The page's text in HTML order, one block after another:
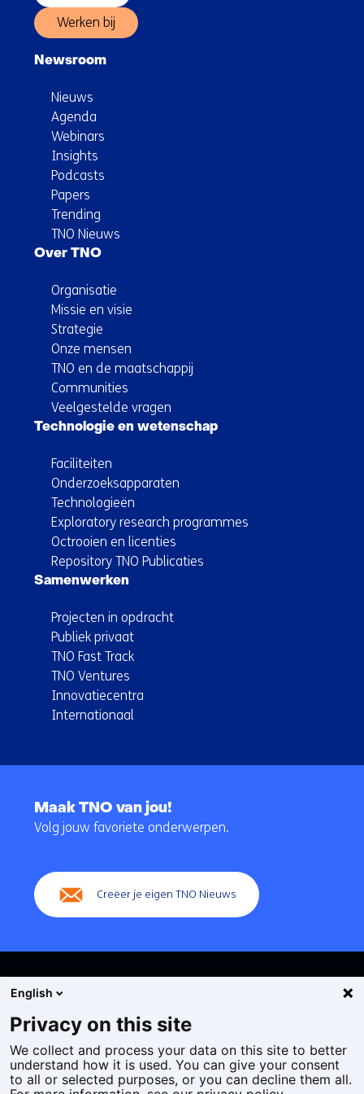
Werken bij
Newsroom
Nieuws
Agenda
Webinars
Insights
Podcasts
Papers
Trending
TNO Nieuws
Over TNO
Organisatie
Missie en visie
Strategie
Onze mensen
TNO en de maatschappij
Communities
Veelgestelde vragen
Technologie en wetenschap
Faciliteiten
Onderzoeksapparaten
Technologieën
Exploratory research programmes
Octrooien en licenties
Repository TNO Publicaties
Samenwerken
Projecten in opdracht
Publiek privaat
TNO Fast Track
TNO Ventures
Innovatiecentra
Internationaal
navigatie
Maak TNO van jou!
Volg jouw favoriete onderwerpen.
Creëer je eigen TNO Nieuws
Cookies
Privacy statement
Toegankelijkheid
English
Privacy on this site
We collect and process your data on this site to better
understand how it is used. You can give your consent
to all or selected purposes, or you can decline them all.